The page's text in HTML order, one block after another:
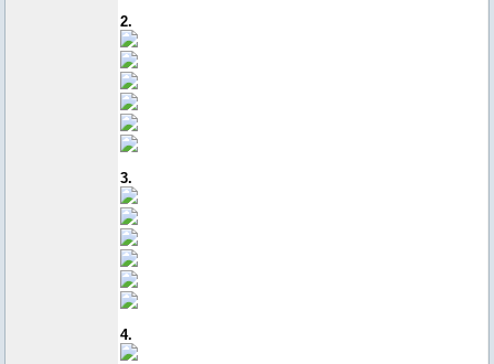
2.
3.
4.